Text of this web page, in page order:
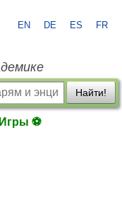
EN DE ES FR
Найти!
Игры ⚽